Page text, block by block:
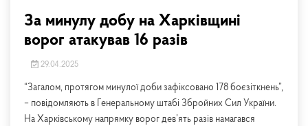
За минулу добу на Харківщині
ворог атакував 16 разів
29.04.2025
“Загалом, протягом минулої доби зафіксовано 178 боєзіткнень”,
– повідомляють в Генеральному штабі Збройних Сил України.
На Харківському напрямку ворог дев’ять разів намагався